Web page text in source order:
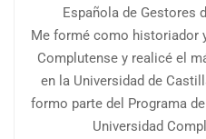
Española de Gestores
Me formé como historiador
Complutense y realicé el
en la Universidad de
formo parte del Programa
Universidad